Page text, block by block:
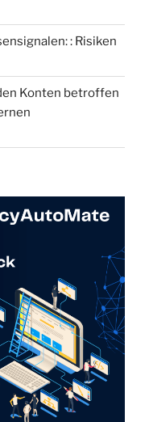
: Risiken
Konten betroffen